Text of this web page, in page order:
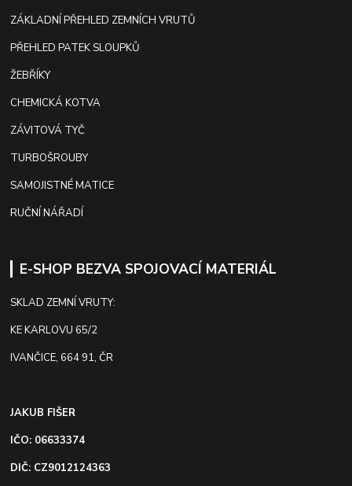
ZÁKLADNÍ PŘEHLED ZEMNÍCH VRUTŮ
PŘEHLED PATEK SLOUPKŮ
ŽEBŘÍKY
CHEMICKÁ KOTVA
ZÁVITOVÁ TYČ
TURBOŠROUBY
SAMOJISTNÉ MATICE
RUČNÍ NÁŘADÍ
E-SHOP BEZVA SPOJOVACÍ MATERIÁL
SKLAD ZEMNÍ VRUTY:
KE KARLOVU 65/2
IVANČICE, 664 91, ČR
JAKUB FIŠER
IČO: 06633374
DIČ: CZ9012124363